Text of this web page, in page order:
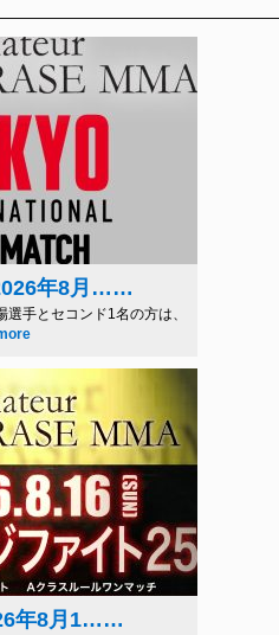
年8月……
手とセコンド1名の方は、
年8月1……